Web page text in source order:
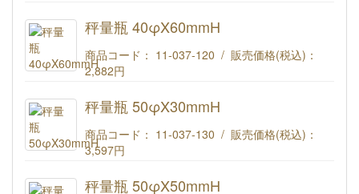
秤量瓶 40φX60mmH
商品コード： 11-037-120 / 販売価格(税込)：
2,882円
秤量瓶 50φX30mmH
商品コード： 11-037-130 / 販売価格(税込)：
3,597円
秤量瓶 50φX50mmH